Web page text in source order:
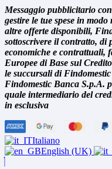
Messaggio pubblicitario
gestire le tue spese in
altre offerte disponibili,
sottoscrivere il contratto, di
economiche e contrattuali,
Europee di Base sul
le succursali di
Findomestic Banca S.p.A.
quale intermediario del
in esclusiva
Italiano
English (UK)